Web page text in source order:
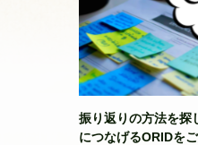
振り返りの方法を
につなげるORIDを